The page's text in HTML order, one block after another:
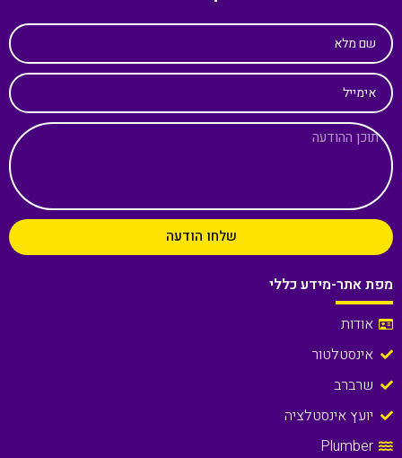
שם מלא
אימייל
שלחו הודעה
מפת אתר-מידע כללי
אודות
אינסטלטור
שרברב
יועץ אינסטלציה
Plumber